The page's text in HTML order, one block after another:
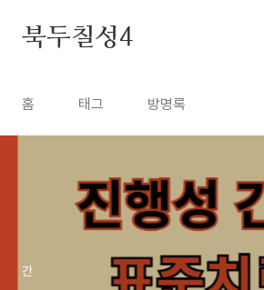
북두칠성4
홈 태그 방명록
간